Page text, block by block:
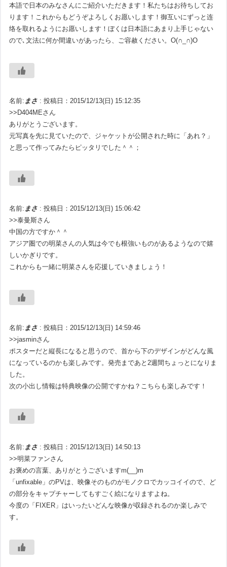
本語で日本のみなさんにご紹介いただきます！私たちはお待ちしてお
ります！これからもどうぞよろしくお愿いします！御互いにずっと连
络を取れるようにお愿いします！ぼくは日本語にあまり上手じゃない
ので､文法に何か間違いがあったら、ご容赦ください。O(∩_∩)O
名前: まさ : 投稿日：2015/12/13(日) 15:12:35
>>D404MEさん
ありがとうございます。
元写真を先に見ていたので、ジャケットが公開された時に「あれ？」
と思って作ってみたらピッタリでした＾＾；
名前: まさ : 投稿日：2015/12/13(日) 15:06:42
>>泰曼斯さん
中国の方ですか＾＾
アジア圏での明菜さんの人気は今でも根強いものがあるようなので嬉
しいかぎりです。
これからも一緒に明菜さんを応援していきましょう！
名前: まさ : 投稿日：2015/12/13(日) 14:59:46
>>jasminさん
ポスターだと縦長になると思うので、首から下のデザインがどんな風
になっているのかも楽しみです。発売まであと2週間ちょっとになりま
した。
次の小出し情報は特典映像の公開ですかね？こちらも楽しみです！
名前: まさ : 投稿日：2015/12/13(日) 14:50:13
>>明菜ファンさん
お褒めの言葉、ありがとうございますm(__)m
「unfixable」のPVは、映像そのものがモノクロでカッコイイので、ど
の部分をキャプチャーしてもすごく絵になりますよね。
今度の「FIXER」はいったいどんな映像が収録されるのか楽しみで
す。